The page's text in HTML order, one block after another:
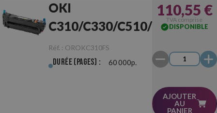
OKI
C310/C330/C510/C530
Unité de fusion
Réf. : OROKC310FS
Durée (pages) : 60 000p.
110,55 €
TVA comprise
DISPONIBLE
AJOUTER
AU
PANIER